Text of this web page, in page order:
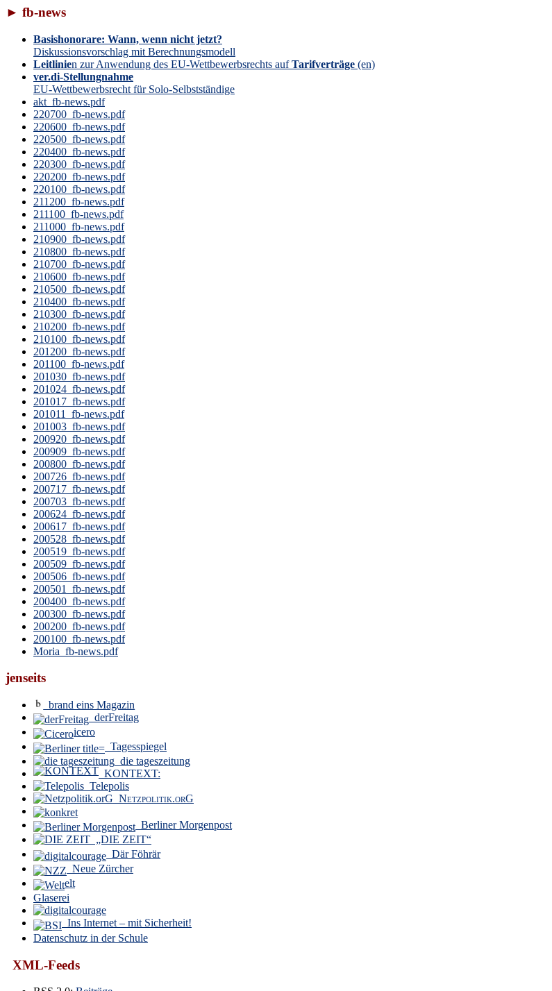
► fb-news
Basishonorare: Wann, wenn nicht jetzt?
Diskussionsvorschlag mit Berechnungsmodell
Leitlinien zur Anwendung des EU-Wettbewerbsrechts aufTarifverträge (en)
ver.di-Stellungnahme
EU-Wettbewerbsrecht für Solo-Selbstständige
akt_fb-news.pdf
220700_fb-news.pdf
220600_fb-news.pdf
220500_fb-news.pdf
220400_fb-news.pdf
220300_fb-news.pdf
220200_fb-news.pdf
220100_fb-news.pdf
211200_fb-news.pdf
211100_fb-news.pdf
211000_fb-news.pdf
210900_fb-news.pdf
210800_fb-news.pdf
210700_fb-news.pdf
210600_fb-news.pdf
210500_fb-news.pdf
210400_fb-news.pdf
210300_fb-news.pdf
210200_fb-news.pdf
210100_fb-news.pdf
201200_fb-news.pdf
201100_fb-news.pdf
201030_fb-news.pdf
201024_fb-news.pdf
201017_fb-news.pdf
201011_fb-news.pdf
201003_fb-news.pdf
200920_fb-news.pdf
200909_fb-news.pdf
200800_fb-news.pdf
200726_fb-news.pdf
200717_fb-news.pdf
200703_fb-news.pdf
200624_fb-news.pdf
200617_fb-news.pdf
200528_fb-news.pdf
200519_fb-news.pdf
200509_fb-news.pdf
200506_fb-news.pdf
200501_fb-news.pdf
200400_fb-news.pdf
200300_fb-news.pdf
200200_fb-news.pdf
200100_fb-news.pdf
Moria_fb-news.pdf
jenseits
brand eins Magazin
derFreitag
icero
Tagesspiegel
die tageszeitung
KONTEXT:
Telepolis
Netzpolitik.orG
Berliner Morgenpost
„DIE ZEIT“
Där Föhrär
Neue Zürcher
elt
Glaserei
Ins Internet – mit Sicherheit!
Datenschutz in der Schule
XML-Feeds